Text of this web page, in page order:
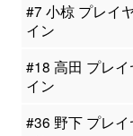
#7 小椋 プレイ
イン
#18 高田 プレイ
イン
#36 野下 プレイ